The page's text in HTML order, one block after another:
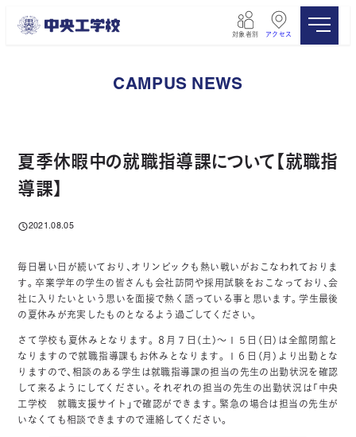
対象者別 アクセス
CAMPUS NEWS
夏季休暇中の就職指導課について【就職指
導課】
投稿日
2021.08.05
毎日暑い日が続いており、オリンピックも熱い戦いがおこなわれておりま
す。卒業学年の学生の皆さんも会社訪問や採用試験をおこなっており、会
社に入りたいという思いを面接で熱く語っている事と思います。学生最後
の夏休みが充実したものとなるよう過ごしてください。
さて学校も夏休みとなります。８月７日（土）～１５日（日）は全館閉館と
なりますので就職指導課もお休みとなります。１６日（月）より出勤とな
りますので、相談のある学生は就職指導課の担当の先生の出勤状況を確認
して来るようにしてください。それぞれの担当の先生の出勤状況は「中央
工学校 就職支援サイト」で確認ができます。緊急の場合は担当の先生が
いなくても相談できますので連絡してください。